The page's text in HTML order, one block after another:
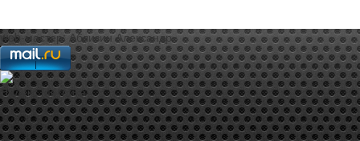
web-мастер:Аблизин Александр